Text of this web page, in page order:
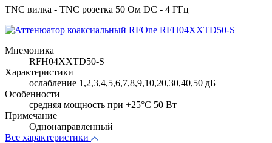
TNC вилка - TNC розетка 50 Ом DC - 4 ГГц
Мнемоника
RFH04XXTD50-S
Характеристики
ослабление 1,2,3,4,5,6,7,8,9,10,20,30,40,50 дБ
Особенности
cредняя мощность при +25°C 50 Вт
Примечание
Однонаправленный
Все характеристики